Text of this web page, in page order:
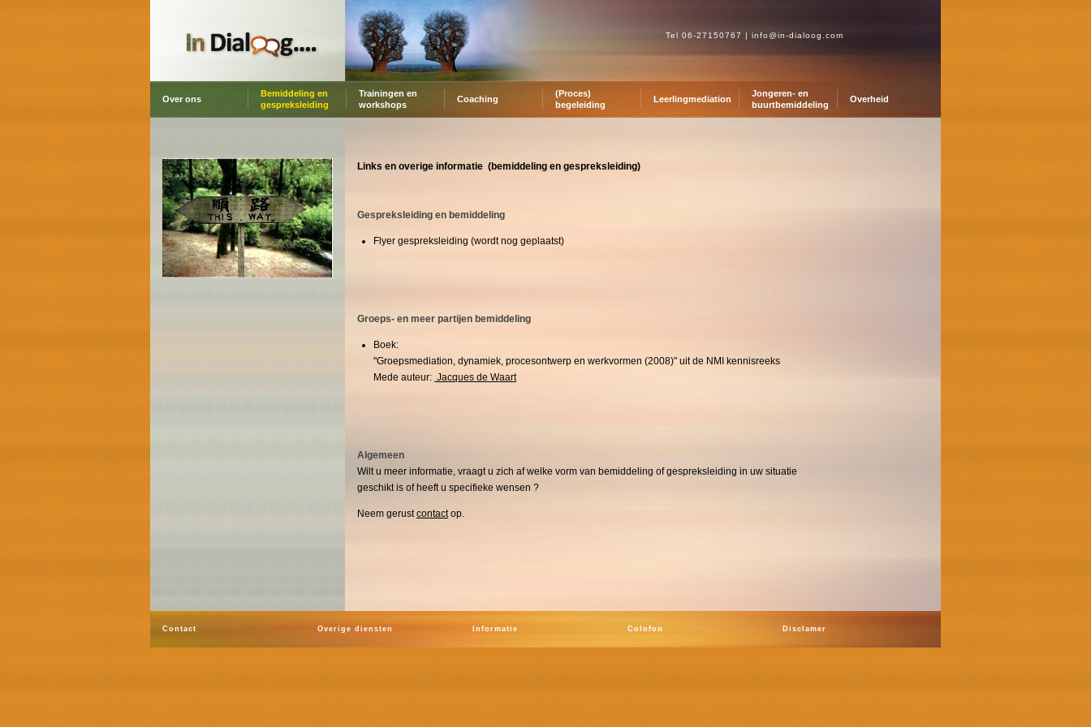
Tel 06-27150767 | info@in-dialoog.com
Over ons
Bemiddeling en
gespreksleiding
Trainingen en
workshops
Coaching
(Proces)
begeleiding
Leerlingmediation
Jongeren- en
buurtbemiddeling
Overheid
Links en overige informatie (bemiddeling en gespreksleiding)
Gespreksleiding en bemiddeling
Flyer gespreksleiding (wordt nog geplaatst)
Groeps- en meer partijen bemiddeling
Boek:
"Groepsmediation, dynamiek, procesontwerp en werkvormen (2008)" uit de NMI kennisreeks
Mede auteur: Jacques de Waart
Algemeen
Wilt u meer informatie, vraagt u zich af welke vorm van bemiddeling of gespreksleiding in uw situatie
geschikt is of heeft u specifieke wensen ?
Neem gerustcontactop.
Contact Overige diensten Informatie Colofon Disclamer